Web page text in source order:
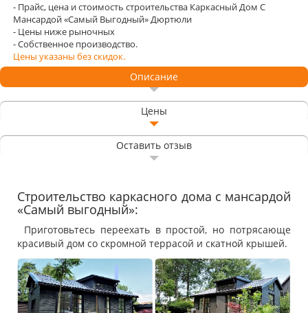
- Прайс, цена и стоимость строительства Каркасный Дом С
Мансардой «Самый Выгодный» Дюртюли
- Цены ниже рыночных
- Собственное производство.
Цены указаны без скидок.
Описание
Цены
Оставить отзыв
Строительство каркасного дома с мансардой
«Самый выгодный»:
Приготовьтесь переехать в простой, но потрясающе
красивый дом со скромной террасой и скатной крышей.